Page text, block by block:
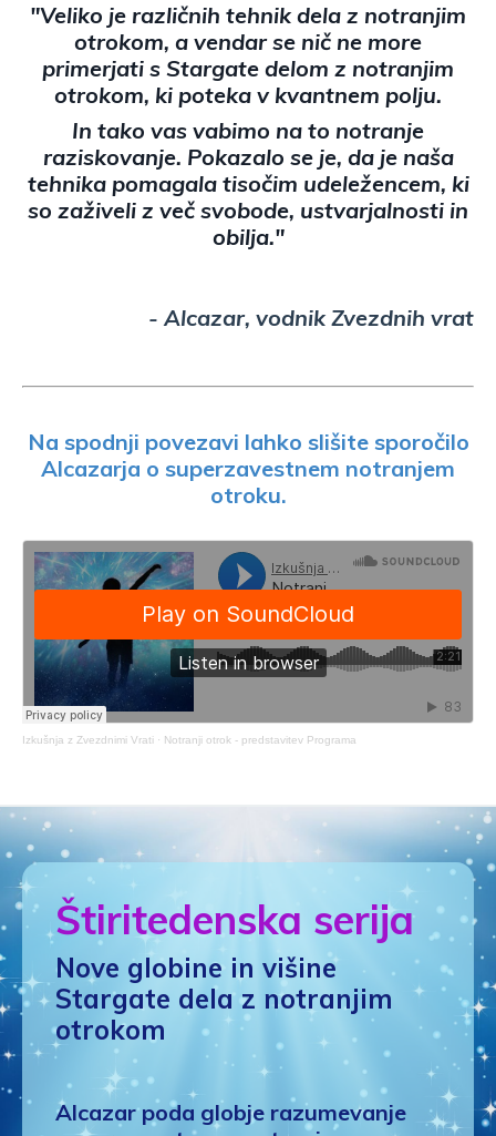
"Veliko je različnih tehnik dela z notranjim
otrokom, a vendar se nič ne more
primerjati s Stargate delom z notranjim
otrokom, ki poteka v kvantnem polju.
In tako vas vabimo na to notranje
raziskovanje. Pokazalo se je, da je naša
tehnika pomagala tisočim udeležencem, ki
so zaživeli z več svobode, ustvarjalnosti in
obilja."
- Alcazar, vodnik Zvezdnih vrat
Na spodnji povezavi lahko slišite sporočilo
Alcazarja o superzavestnem notranjem
otroku.
Izkušnja z Zvezdnimi Vrati · Notranji otrok - predstavitev Programa
Štiritedenska serija
Nove globine in višine
Stargate dela z notranjim
otrokom
Alcazar poda globje razumevanje